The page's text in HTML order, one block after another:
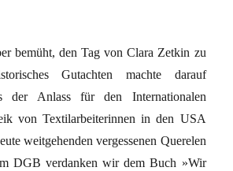
bemüht, den Tag von Clara Zetkin zu
Gutachten machte darauf
der Anlass für den Internationalen
von Textilarbeiterinnen in den USA
weitgehenden vergessenen Querelen
DGB verdanken wir dem Buch »Wir